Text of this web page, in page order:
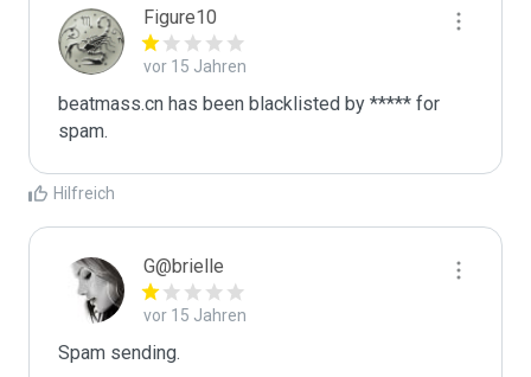
Figure10
vor 15 Jahren
beatmass.cn has been blacklisted by ***** for
spam.
Hilfreich
G@brielle
vor 15 Jahren
Spam sending.